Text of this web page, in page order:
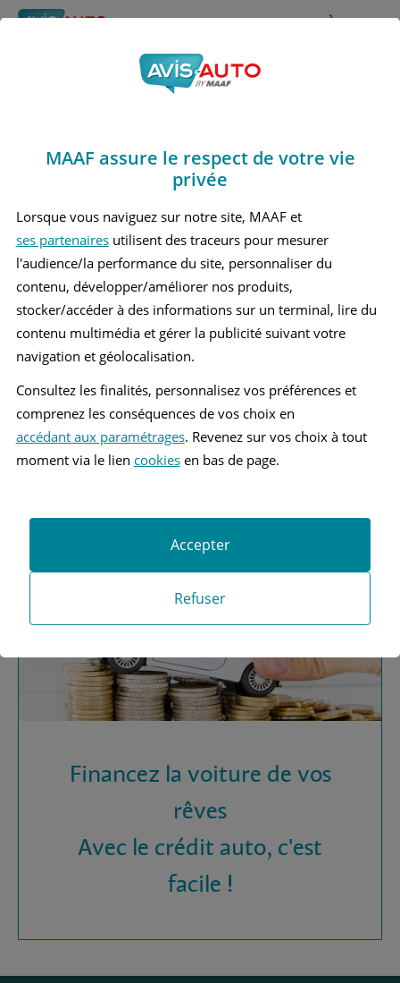
Rechercher À propos
Obtenir un devis d'assurance auto MAAF
Avis Fiat 124
FIAT 124 1 CABRIOLET
Vous recherchez une
Obtenez vos devis MAAF
Financez la voiture de vos
rêves
Avec le crédit auto, c'est
facile !
MAAF assure le respect de votre vie
privée
Lorsque vous naviguez sur notre site, MAAF et
ses partenairesutilisent des traceurs pour mesurer
l'audience/la performance du site, personnaliser du
contenu, développer/améliorer nos produits,
stocker/accéder à des informations sur un terminal, lire du
contenu multimédia et gérer la publicité suivant votre
navigation et géolocalisation.
Consultez les finalités, personnalisez vos préférences et
comprenez les conséquences de vos choix en
accédant aux paramétrages. Revenez sur vos choix à tout
moment via le lien cookiesen bas de page.
Refuser
Accepter